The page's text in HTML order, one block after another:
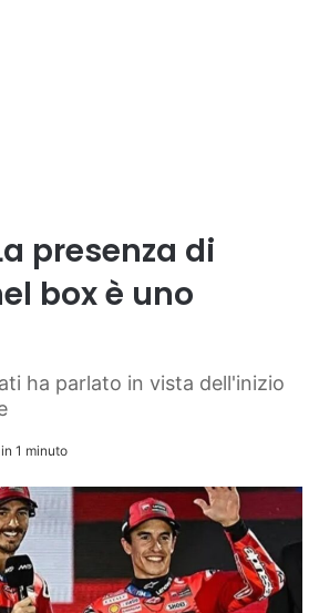
presenza di
box è uno
ha parlato in vista dell'inizio
1 minuto